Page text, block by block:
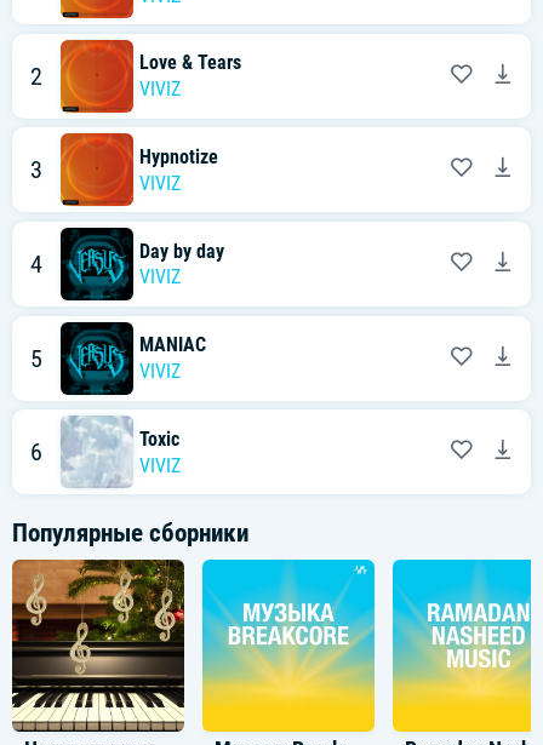
2
Love & Tears
VIVIZ
3
Hypnotize
VIVIZ
4
Day by day
VIVIZ
5
MANIAC
VIVIZ
6
Toxic
VIVIZ
Популярные сборники